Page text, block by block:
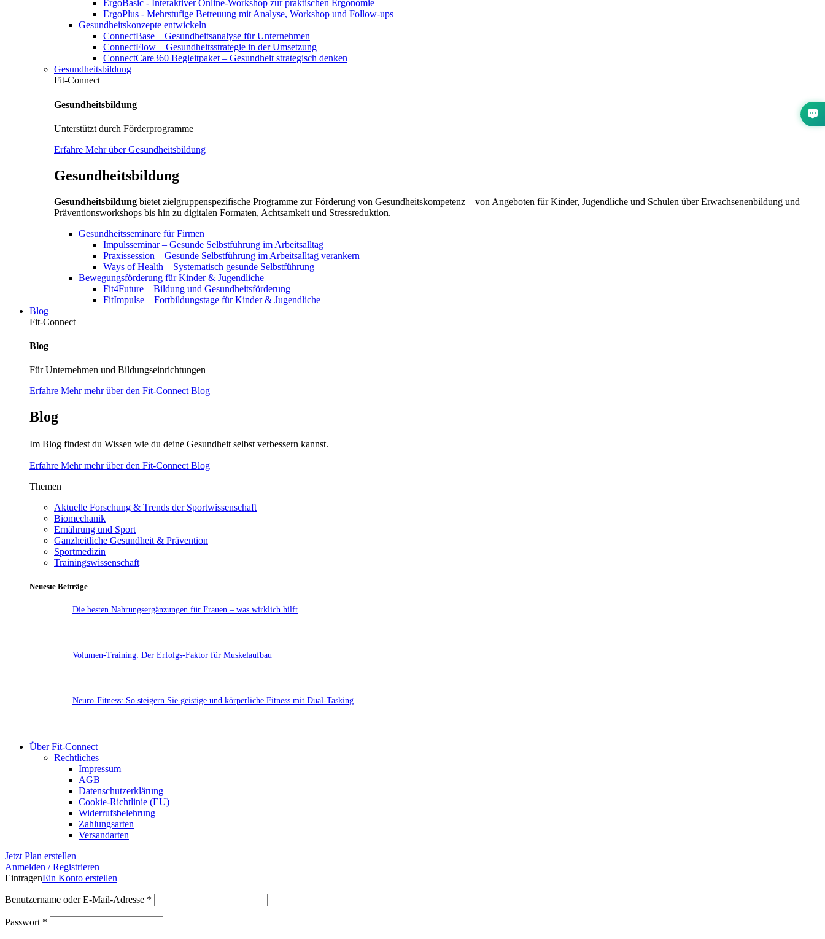
ErgoBasic - Interaktiver Online-Workshop zur praktischen Ergonomie
ErgoPlus - Mehrstufige Betreuung mit Analyse, Workshop und Follow-ups
Gesundheitskonzepte entwickeln
ConnectBase – Gesundheitsanalyse für Unternehmen
ConnectFlow – Gesundheitsstrategie in der Umsetzung
ConnectCare360 Begleitpaket – Gesundheit strategisch denken
Gesundheitsbildung
Fit-Connect
Gesundheitsbildung
Unterstützt durch Förderprogramme
Erfahre Mehr über Gesundheitsbildung
Gesundheitsbildung
Gesundheitsbildung bietet zielgruppenspezifische Programme zur Förderung von Gesundheitskompetenz – von Angeboten für Kinder, Jugendliche und Schulen über Erwachsenenbildung und
Präventionsworkshops bis hin zu digitalen Formaten, Achtsamkeit und Stressreduktion.
Gesundheitsseminare für Firmen
Impulsseminar – Gesunde Selbstführung im Arbeitsalltag
Praxissession – Gesunde Selbstführung im Arbeitsalltag verankern
Ways of Health – Systematisch gesunde Selbstführung
Bewegungsförderung für Kinder & Jugendliche
Fit4Future – Bildung und Gesundheitsförderung
FitImpulse – Fortbildungstage für Kinder & Jugendliche
Blog
Fit-Connect
Blog
Für Unternehmen und Bildungseinrichtungen
Erfahre Mehr mehr über den Fit-Connect Blog
Blog
Im Blog findest du Wissen wie du deine Gesundheit selbst verbessern kannst.
Erfahre Mehr mehr über den Fit-Connect Blog
Themen
Aktuelle Forschung & Trends der Sportwissenschaft
Biomechanik
Ernährung und Sport
Ganzheitliche Gesundheit & Prävention
Sportmedizin
Trainingswissenschaft
Neueste Beiträge
Die besten Nahrungsergänzungen für Frauen – was wirklich hilft
Volumen-Training: Der Erfolgs-Faktor für Muskelaufbau
Neuro-Fitness: So steigern Sie geistige und körperliche Fitness mit Dual-Tasking
Über Fit-Connect
Rechtliches
Impressum
AGB
Datenschutzerklärung
Cookie-Richtlinie (EU)
Widerrufsbelehrung
Zahlungsarten
Versandarten
Jetzt Plan erstellen
Anmelden / Registrieren
EintragenEin Konto erstellen
Benutzername oder E-Mail-Adresse *
Passwort *